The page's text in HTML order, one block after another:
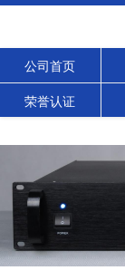
公司首页
荣誉认证